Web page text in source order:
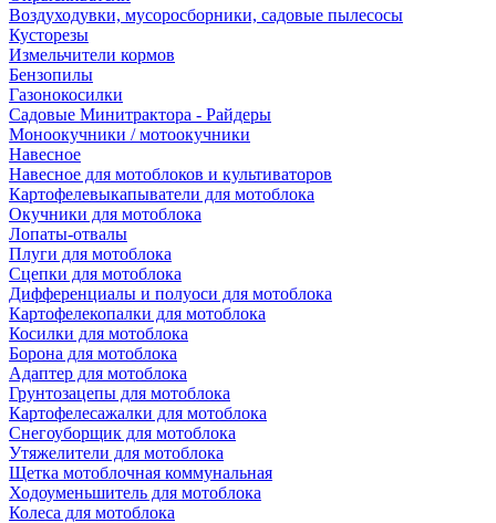
Воздуходувки, мусоросборники, cадовые пылесосы
Кусторезы
Измельчители кормов
Бензопилы
Газонокосилки
Садовые Минитрактора - Райдеры
Моноокучники / мотоокучники
Навесное
Навесное для мотоблоков и культиваторов
Картофелевыкапыватели для мотоблока
Окучники для мотоблока
Лопаты-отвалы
Плуги для мотоблока
Сцепки для мотоблока
Дифференциалы и полуоси для мотоблока
Картофелекопалки для мотоблока
Косилки для мотоблока
Борона для мотоблока
Адаптер для мотоблока
Грунтозацепы для мотоблока
Картофелесажалки для мотоблока
Снегоуборщик для мотоблока
Утяжелители для мотоблока
Щетка мотоблочная коммунальная
Ходоуменьшитель для мотоблока
Колеса для мотоблока